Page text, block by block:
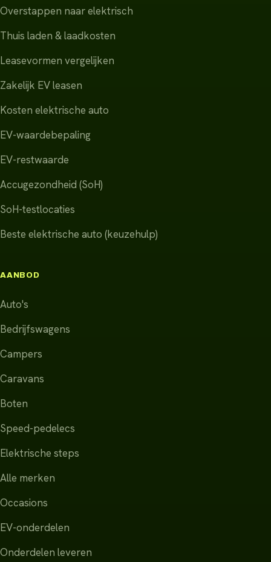
Overstappen naar elektrisch
Thuis laden & laadkosten
Leasevormen vergelijken
Zakelijk EV leasen
Kosten elektrische auto
EV-waardebepaling
EV-restwaarde
Accugezondheid (SoH)
SoH-testlocaties
Beste elektrische auto (keuzehulp)
AANBOD
Auto's
Bedrijfswagens
Campers
Caravans
Boten
Speed-pedelecs
Elektrische steps
Alle merken
Occasions
EV-onderdelen
Onderdelen leveren